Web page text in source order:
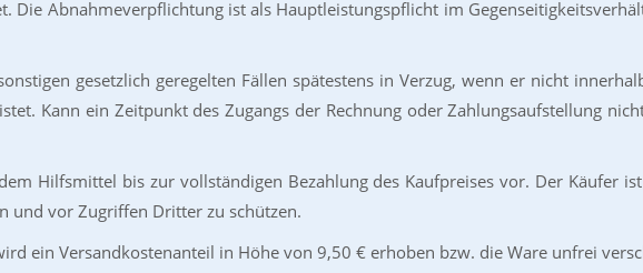
Die Abnahmeverpflichtung ist als Hauptleistungspflicht im
gesetzlich geregelten Fällen spätestens in Verzug, wenn er nicht
Kann ein Zeitpunkt des Zugangs der Rechnung oder Zahlungsaufstellung
Hilfsmittel bis zur vollständigen Bezahlung des Kaufpreises vor. Der Käufer
und vor Zugriffen Dritter zu schützen.
ein Versandkostenanteil in Höhe von 9,50 € erhoben bzw. die Ware unfrei